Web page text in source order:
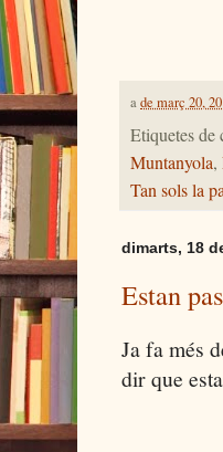
ade març 20,
Etiquetes de
Muntanyola,
Tan sols la
dimarts, 18
Estan
Ja fa més
dir que